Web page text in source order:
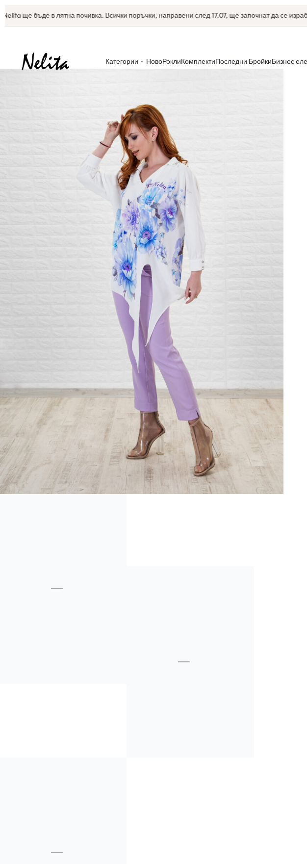
ще бъде в лятна почивка. Всички поръчки, направени след 17.07, ще започнат да се
Категории НовоРоклиКомплектиПоследни БройкиБизнес